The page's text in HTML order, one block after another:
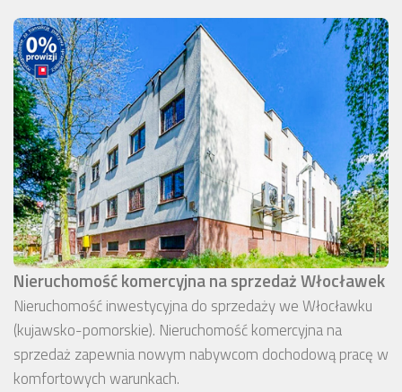
Nieruchomość komercyjna na sprzedaż Włocławek
Nieruchomość inwestycyjna do sprzedaży we Włocławku
(kujawsko-pomorskie). Nieruchomość komercyjna na
sprzedaż zapewnia nowym nabywcom dochodową pracę w
komfortowych warunkach.